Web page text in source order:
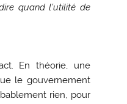
quand l’utilité de
En théorie, une
le gouvernement
rien, pour